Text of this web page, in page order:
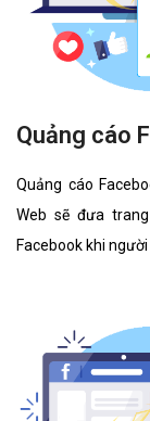
Quảng cáo
Quảng cáo
Web sẽ đưa
Facebook khi